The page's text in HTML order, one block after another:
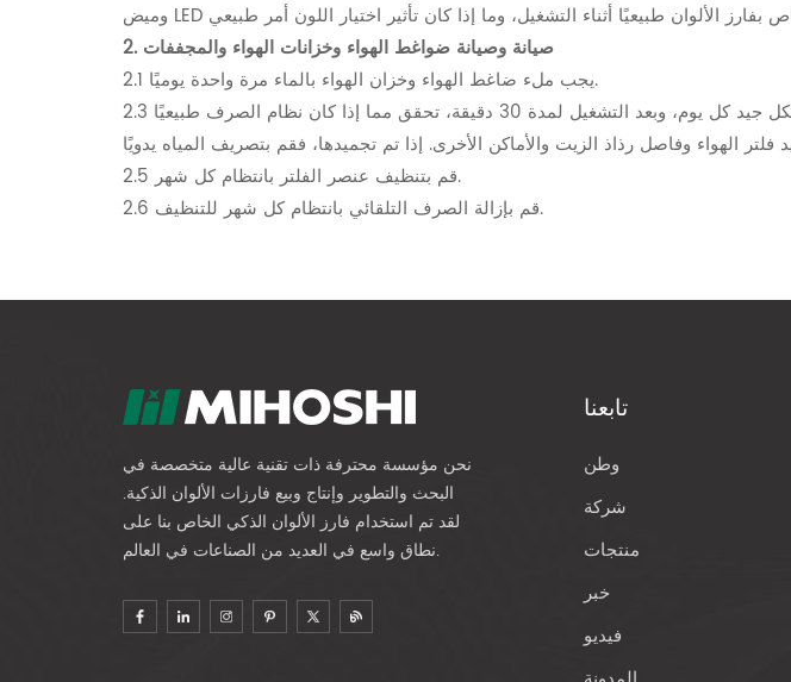
2. صيانة وصيانة ضواغط الهواء وخزانات الهواء والمجففات
2.1 يجب ملء ضاغط الهواء وخزان الهواء بالماء مرة واحدة يوميًا.
2.5 قم بتنظيف عنصر الفلتر بانتظام كل شهر.
2.6 قم بإزالة الصرف التلقائي بانتظام كل شهر للتنظيف.
نحن مؤسسة محترفة ذات تقنية عالية متخصصة في
البحث والتطوير وإنتاج وبيع فارزات الألوان الذكية.
لقد تم استخدام فارز الألوان الذكي الخاص بنا على
نطاق واسع في العديد من الصناعات في العالم.
تابعنا
وطن
شركة
منتجات
خبر
فيديو